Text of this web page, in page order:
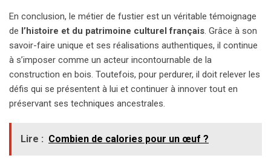
En conclusion, le métier de fustier est un véritable témoignage
de l’histoire et du patrimoine culturel français. Grâce à son
savoir-faire unique et ses réalisations authentiques, il continue
à s’imposer comme un acteur incontournable de la
construction en bois. Toutefois, pour perdurer, il doit relever les
défis qui se présentent à lui et continuer à innover tout en
préservant ses techniques ancestrales.
Lire : Combien de calories pour un œuf ?